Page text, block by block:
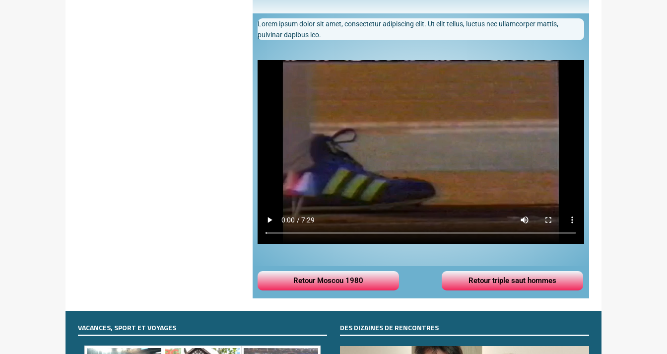
Lorem ipsum dolor sit amet, consectetur adipiscing elit. Ut elit tellus, luctus nec ullamcorper mattis,
pulvinar dapibus leo.
Retour Moscou 1980 Retour triple saut hommes
VACANCES, SPORT ET VOYAGES DES DIZAINES DE RENCONTRES